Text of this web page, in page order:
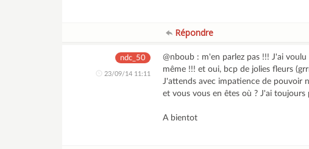
Répondre
ndc_50
23/09/14 11:11
@nboub : m'en parlez pas !!! J'ai
même !!! et oui, bcp de jolies fleurs
J'attends avec impatience de pouvoir
et vous vous en êtes où ? J'ai
A bientot